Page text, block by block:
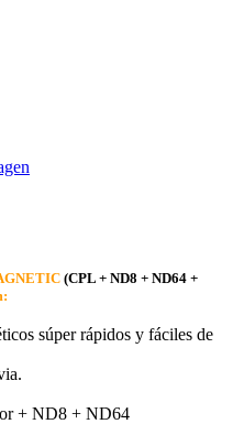
(CPL + ND8 + ND64 +
súper rápidos y fáciles de
+ ND8 + ND64